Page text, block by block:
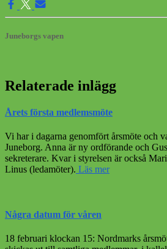
Juneborgs vapen
Relaterade inlägg
Årets första medlemsmöte
Vi har i dagarna genomfört årsmöte och
Juneborg. Anna är ny ordförande och
sekreterare. Kvar i styrelsen är också
Linus (ledamöter). Läs mer
Några datum för våren
18 februari klockan 15: Nordmarks